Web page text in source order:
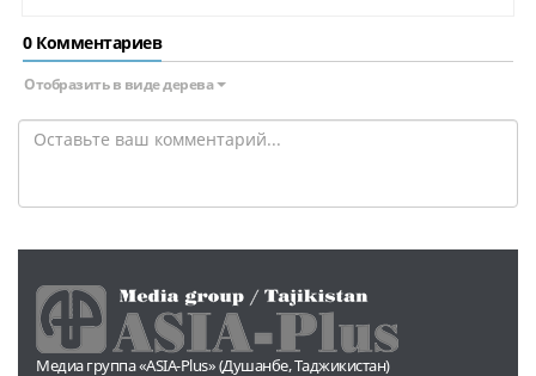
0 Комментариев
Отобразить в виде дерева
Медиа группа «ASIA-Plus» (Душанбе, Таджикистан)